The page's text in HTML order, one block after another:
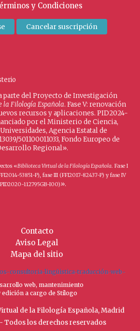
y Condiciones
parte del Proyecto de Investigación
la Filología Española. Fase V: renovación
recursos y aplicaciones. PID2024-
por el Ministerio de Ciencia,
Agencia Estatal de
501100011033, Fondo Europeo de
Regional».
«Biblioteca Virtual de la Filología Española. Fase I
53851-P), fase III (FFI2017-82437-P) y fase IV
112795GB-I00)».
Contacto
Aviso Legal
Mapa del sitio
web, mantenimiento
edición a cargo de Stílogo
de la Filología Española, Madrid
Todos los derechos reservados